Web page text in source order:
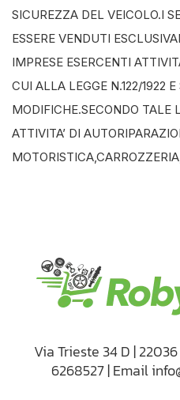
SICUREZZA DEL VEICOLO.I
ESSERE VENDUTI
IMPRESE ESERCENTI
CUI ALLA LEGGE N.122/1922
MODIFICHE.SECONDO TALE
ATTIVITA’ DI
Via Trieste 34 D |
6268527 | Email